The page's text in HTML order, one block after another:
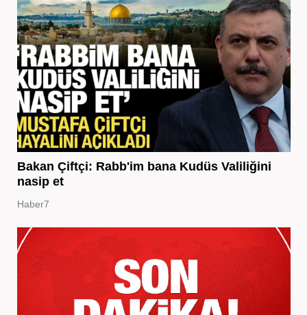
Bakan Çiftçi: Rabb'im bana Kudüs Valiliğini
nasip et
Haber7